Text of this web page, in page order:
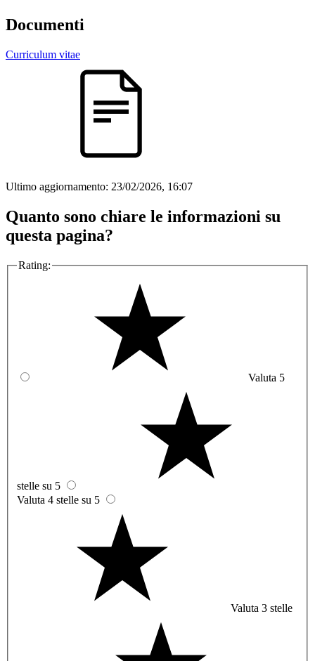
Documenti
Curriculum vitae
Ultimo aggiornamento: 23/02/2026, 16:07
Quanto sono chiare le informazioni su
questa pagina?
Rating:
Valuta 5
stelle su 5
Valuta 4 stelle su 5
Valuta 3 stelle